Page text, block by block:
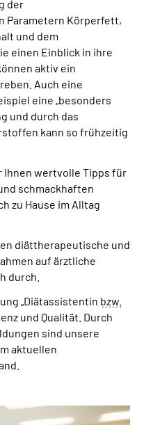
der
Parametern Körperfett,
und dem
einen Einblick in ihre
aktiv ein
Auch eine
eine „besonders
und durch das
kann so frühzeitig
Ihnen wertvolle Tipps für
schmackhaften
zu Hause im Alltag
diättherapeutische und
auf ärztliche
durch.
„Diätassistentin bzw.
und Qualität. Durch
sind unsere
aktuellen